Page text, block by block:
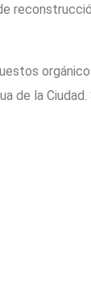
de la Ciudad.